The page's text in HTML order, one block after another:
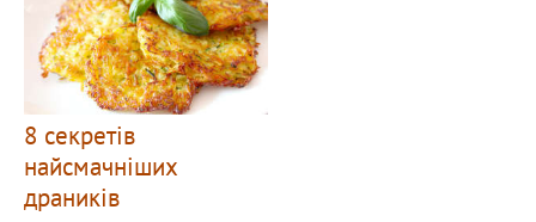
8 секретів
найсмачніших
драників